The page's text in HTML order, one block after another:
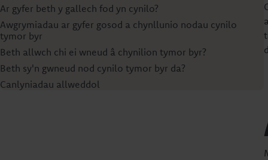
Ar gyfer beth y gallech fod yn cynilo?
Awgrymiadau ar gyfer gosod a chynllunio nodau cynilo
tymor byr
Beth allwch chi ei wneud â chynilion tymor byr?
Beth sy'n gwneud nod cynilo tymor byr da?
Canlyniadau allweddol